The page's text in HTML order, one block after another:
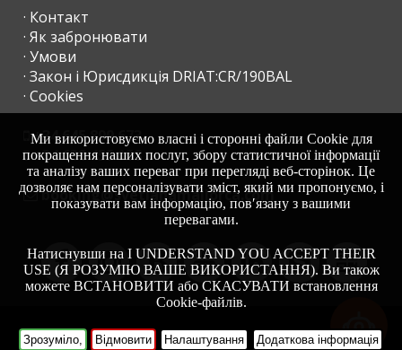
· Контакт
· Як забронювати
· Умови
· Закон і Юрисдикція DRIAT:CR/190BAL
· Cookies
+34 645 899 673
+34 638 455 158
moc.acrollamanaltevs@gnikoob
- HOME
Ми використовуємо власні і сторонні файли Cookie для
покращення наших послуг, збору статистичної інформації
та аналізу ваших переваг при перегляді веб-сторінок. Це
дозволяє нам персоналізувати зміст, який ми пропонуємо, і
показувати вам інформацію, пов′язану з вашими
перевагами.
Натиснувши на I UNDERSTAND YOU ACCEPT THEIR
USE (Я РОЗУМІЮ ВАШЕ ВИКОРИСТАННЯ). Ви також
можете ВСТАНОВИТИ або СКАСУВАТИ встановлення
Cookie-файлів.
Зрозуміло, Відмовити Налаштування Додаткова інформація